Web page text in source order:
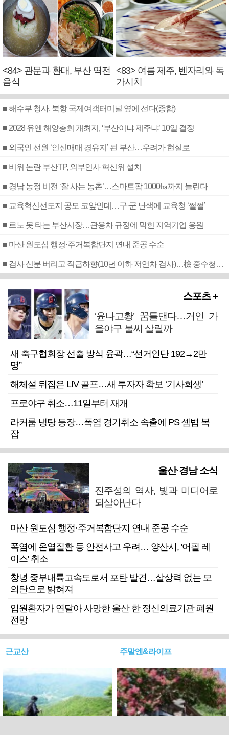
<84> 관문과 환대, 부산 역전
음식
<83> 여름 제주, 벤자리와 독
가시치
■ 해수부 청사, 북항 국제여객터미널 옆에 선다(종합)
■ 2028 유엔 해양총회 개최지, ‘부산이냐 제주냐’ 10일 결정
■ 외국인 선원 ‘인신매매 경유지’ 된 부산…우려가 현실로
■ 비위 논란 부산TP, 외부인사 혁신위 설치
■ 경남 농정 비전 ‘잘 사는 농촌’…스마트팜 1000㏊까지 늘린다
■ 교육혁신선도지 공모 코앞인데…구·군 난색에 교육청 ‘쩔쩔’
■ 르노 못 타는 부산시장…관용차 규정에 막힌 지역기업 응원
■ 마산 원도심 행정·주거복합단지 연내 준공 수순
■ 검사 신분 버리고 직급하향(10년 이하 저연차 검사)…檢 중수청행 기피
스포츠 +
‘윤나고황’ 꿈틀댄다…거인 가
을야구 불씨 살릴까
새 축구협회장 선출 방식 윤곽…“선거인단 192→2만
명”
해체설 뒤집은 LIV 골프…새 투자자 확보 ‘기사회생’
프로야구 취소…11일부터 재개
라커룸 냉탕 등장…폭염 경기취소 속출에 PS 셈법 복
잡
울산·경남 소식
진주성의 역사, 빛과 미디어로
되살아난다
마산 원도심 행정·주거복합단지 연내 준공 수순
폭염에 온열질환 등 안전사고 우려… 양산시, '어필 레
이스' 취소
창녕 중부내륙고속도로서 포탄 발견…살상력 없는 모
의탄으로 밝혀져
입원환자가 연달아 사망한 울산 한 정신의료기관 폐원
전망
근교산 주말엔&라이프